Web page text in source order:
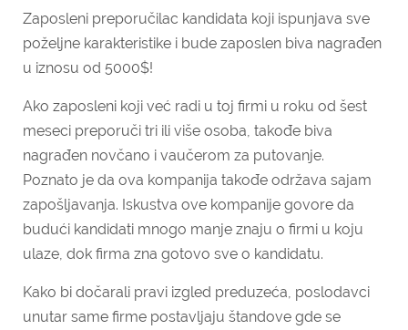
Zaposleni preporučilac kandidata koji ispunjava sve
poželjne karakteristike i bude zaposlen biva nagrađen
u iznosu od 5000$!
Ako zaposleni koji već radi u toj firmi u roku od šest
meseci preporuči tri ili više osoba, takođe biva
nagrađen novčano i vaučerom za putovanje.
Poznato je da ova kompanija takođe održava sajam
zapošljavanja. Iskustva ove kompanije govore da
budući kandidati mnogo manje znaju o firmi u koju
ulaze, dok firma zna gotovo sve o kandidatu.
Kako bi dočarali pravi izgled preduzeća, poslodavci
unutar same firme postavljaju štandove gde se